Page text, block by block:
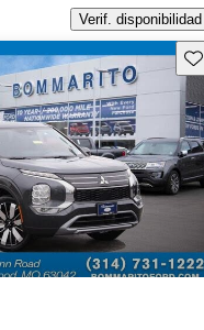
Verif. disponibilidad